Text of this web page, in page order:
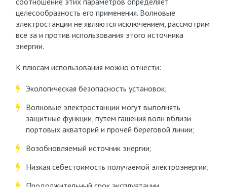
целесообразность его применения. Волновые
электростанции не являются исключением, рассмотрим
все за и против использования этого источника
энергии.
К плюсам использования можно отнести:
Экологическая безопасность установок;
Волновые электростанции могут выполнять
защитные функции, путем гашения волн вблизи
портовых акваторий и прочей береговой линии;
Возобновляемый источник энергии;
Низкая себестоимость получаемой электроэнергии;